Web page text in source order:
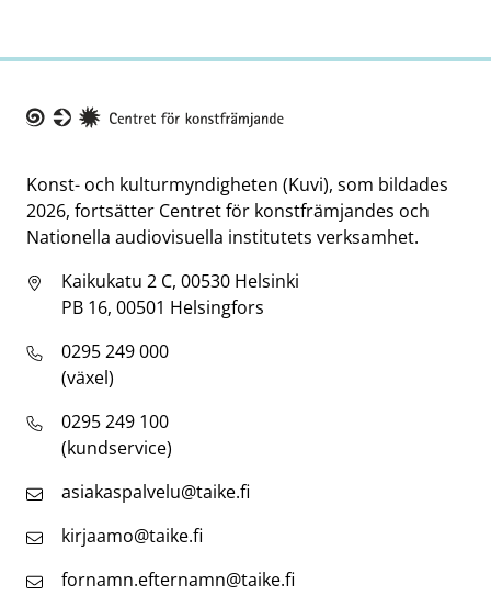
Konst- och kulturmyndigheten (Kuvi), som bildades
2026, fortsätter Centret för konstfrämjandes och
Nationella audiovisuella institutets verksamhet.
Kaikukatu 2 C, 00530 Helsinki
PB 16, 00501 Helsingfors
0295 249 000
(växel)
0295 249 100
(kundservice)
asiakaspalvelu@taike.fi
kirjaamo@taike.fi
fornamn.efternamn@taike.fi